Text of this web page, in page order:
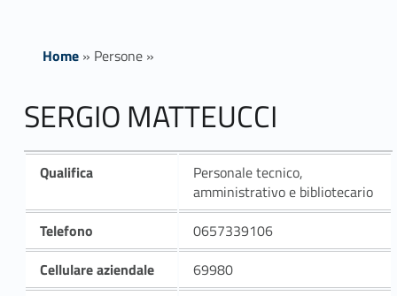
Home» Persone»
SERGIO MATTEUCCI
Qualifica
Personale tecnico,
amministrativo e bibliotecario
Telefono
0657339106
Cellulare aziendale
69980